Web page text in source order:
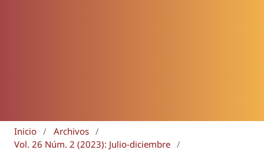
Inicio / Archivos /
Vol. 26 Núm. 2 (2023): Julio-diciembre /